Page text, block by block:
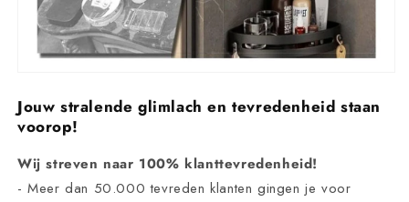
Jouw stralende glimlach en tevredenheid staan
voorop!
Wij streven naar 100% klanttevredenheid!
- Meer dan 50.000 tevreden klanten gingen je voor